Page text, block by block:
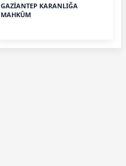
GAZİANTEP KARANLIĞA
MAHKÛM